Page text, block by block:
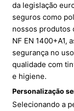
da legislação
seguros como
nossos produtos
NF EN 1400+A1,
segurança no
qualidade com
e higiene.
Personalização
Selecionando a